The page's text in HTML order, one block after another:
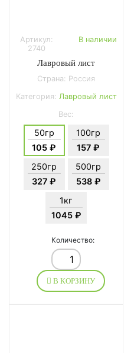
Артикул:
2740
В наличии
Лавровый лист
Страна: Россия
Категория: Лавровый лист
Вес:
50гр
105 ₽
100гр
157 ₽
250гр
327 ₽
500гр
538 ₽
1кг
1045 ₽
Количество:
В КОРЗИНУ